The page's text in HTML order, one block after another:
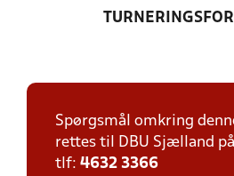
Spørgsmål omkring
rettes til DBU Sjælland på
tlf: 4632 3366